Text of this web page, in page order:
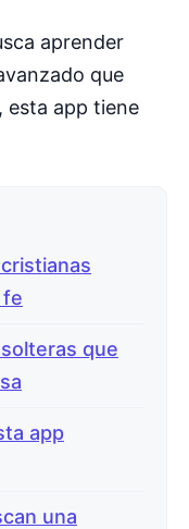
aprender
que
esta app tiene
que
app
una